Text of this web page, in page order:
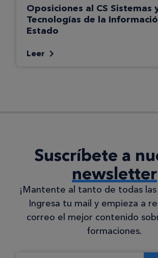
Oposiciones al CS Sistemas
Tecnologías de la
Estado
Leer
Suscríbete a
newsletter
¡Mantente al tanto de todas
Ingresa tu mail y empieza a
correo el mejor contenido
formaciones.